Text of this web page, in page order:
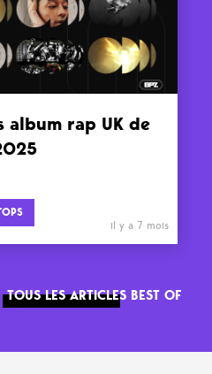
album rap UK de
il y a 7 mois
TOUS LES ARTICLES BEST OF